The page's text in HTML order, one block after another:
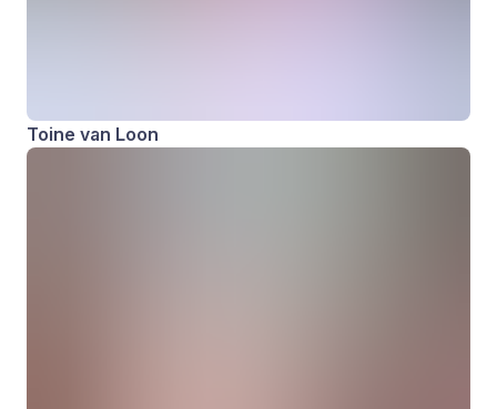
Toine van Loon